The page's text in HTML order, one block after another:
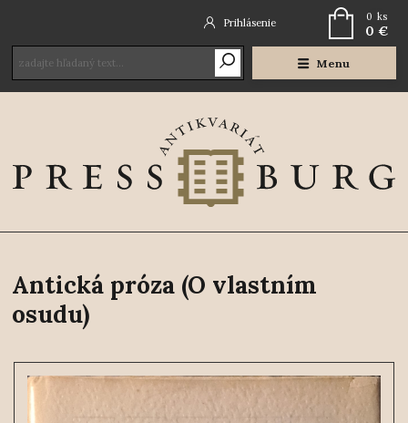
Menu
Prihlásenie 0 ks
0 €
Antická próza (O vlastním
osudu)